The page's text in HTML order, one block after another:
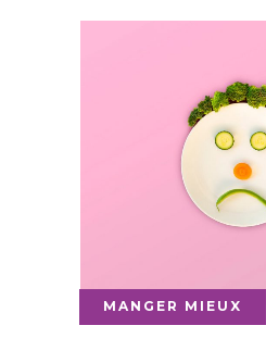
MANGER MIEUX